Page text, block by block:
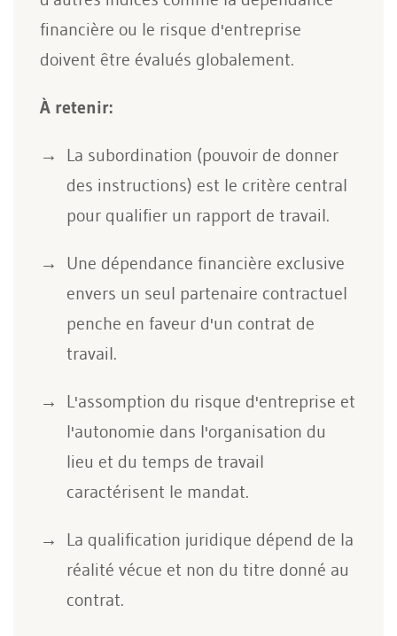
financière ou le risque d'entreprise
doivent être évalués globalement.
À retenir:
La subordination (pouvoir de donner
des instructions) est le critère central
pour qualifier un rapport de travail.
Une dépendance financière exclusive
envers un seul partenaire contractuel
penche en faveur d'un contrat de
travail.
L'assomption du risque d'entreprise et
l'autonomie dans l'organisation du
lieu et du temps de travail
caractérisent le mandat.
La qualification juridique dépend de la
réalité vécue et non du titre donné au
contrat.